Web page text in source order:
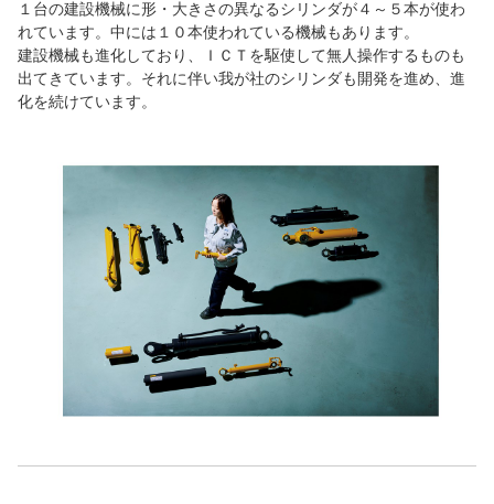
１台の建設機械に形・大きさの異なるシリンダが４～５本が使わ
れています。中には１０本使われている機械もあります。
建設機械も進化しており、ＩＣＴを駆使して無人操作するものも
出てきています。それに伴い我が社のシリンダも開発を進め、進
化を続けています。